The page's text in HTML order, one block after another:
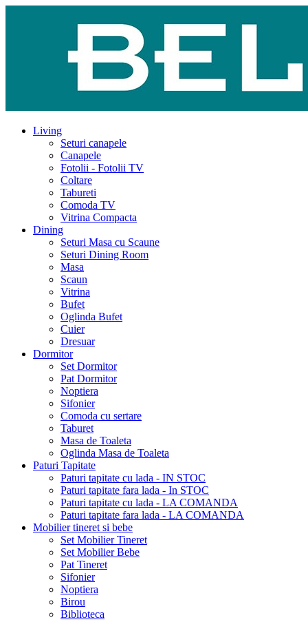
Living
Seturi canapele
Canapele
Fotolii - Fotolii TV
Coltare
Tabureti
Comoda TV
Vitrina Compacta
Dining
Seturi Masa cu Scaune
Seturi Dining Room
Masa
Scaun
Vitrina
Bufet
Oglinda Bufet
Cuier
Dresuar
Dormitor
Set Dormitor
Pat Dormitor
Noptiera
Sifonier
Comoda cu sertare
Taburet
Masa de Toaleta
Oglinda Masa de Toaleta
Paturi Tapitate
Paturi tapitate cu lada - IN STOC
Paturi tapitate fara lada - In STOC
Paturi tapitate cu lada - LA COMANDA
Paturi tapitate fara lada - LA COMANDA
Mobilier tineret si bebe
Set Mobilier Tineret
Set Mobilier Bebe
Pat Tineret
Sifonier
Noptiera
Birou
Biblioteca